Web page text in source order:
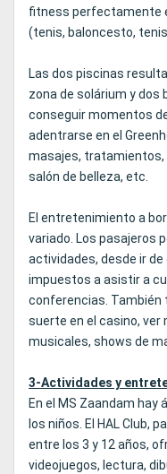
fitness perfectamente
(tenis, baloncesto,
Las dos piscinas
zona de solárium y dos
conseguir momentos
adentrarse en el
masajes, tratamientos,
salón de belleza, etc.
El entretenimiento a
variado. Los pasajeros
actividades, desde ir
impuestos a asistir a
conferencias. También
suerte en el casino,
musicales, shows de
3-Actividades y
En el MS Zaandam
los niños. El HAL Club,
entre los 3 y 12 años,
videojuegos, lectura,